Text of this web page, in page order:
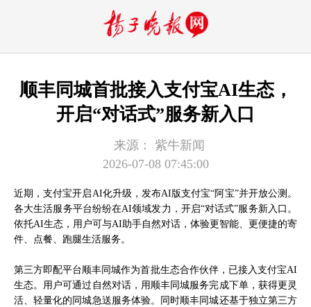
顺丰同城首批接入支付宝AI生态，
开启“对话式”服务新入口
来源：
紫牛新闻
2026-07-08 07:45:00
近期，支付宝开启AI化升级，发布AI版支付宝“阿宝”并开放公测。
各大生活服务平台纷纷在AI领域发力，开启“对话式”服务新入口。
依托AI生态，用户可与AI助手自然对话，体验更智能、更便捷的寄
件、点餐、跑腿生活服务。
第三方即配平台顺丰同城作为首批生态合作伙伴，已接入支付宝AI
生态。用户可通过自然对话，用顺丰同城服务完成下单，获得更灵
活、轻量化的同城急送服务体验。同时顺丰同城还基于独立第三方